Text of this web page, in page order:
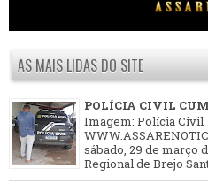
AS MAIS LIDAS DO SITE
POLÍCIA CIVIL
Imagem: Polícia Civil
sábado, 29 de março
Regional de Brejo